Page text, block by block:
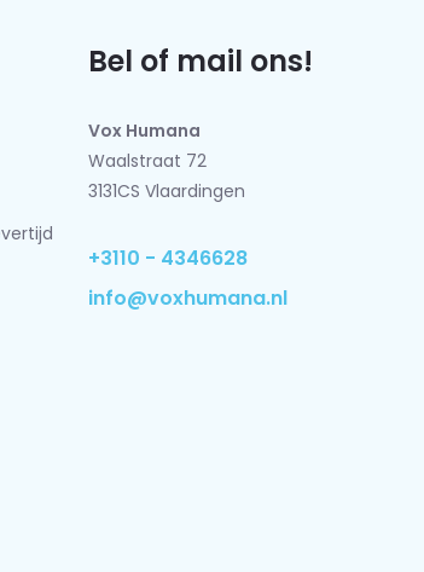
Bel of mail ons!
Vox Humana
Waalstraat 72
3131CS Vlaardingen
+3110 - 4346628
info@voxhumana.nl